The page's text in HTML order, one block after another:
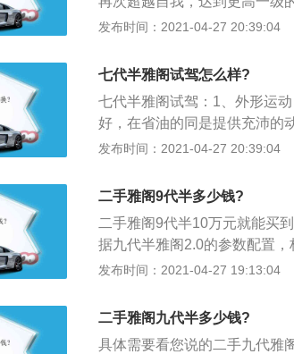
缸压力，如果相邻两缸气压相
漏机油。解决方法：更换汽缸
喷出。有，烧机油；无，不烧
环、汽缸套等。
的霸气，较过往的日本车型都
录；3、核心技术：2.4L双顶
前悬挂\/五连杆双横臂独立后
气囊；DBW电子油门；NAVI
发布时间：2021-04-27 20:39:04
七代半雅阁试驾怎么样?
七代半雅阁试驾：1、外形运
好，在省油的同是提供充沛的
障率低，内饰宽大，隔音好，
底盘不够结实，整体性不强，
发布时间：2021-04-27 20:39:04
二手雅阁9代半多少钱?
二手雅阁9代半10万元就能买
据九代半雅阁2.0的参数配置
区空调，6CD等；2、在日常
比普通卤素大灯照射范围大，
发布时间：2021-04-27 19:13:04
二手雅阁九代半多少钱?
具体需要看您说的二手九代雅